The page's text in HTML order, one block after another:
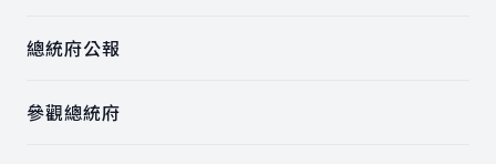
總統府公報
參觀總統府